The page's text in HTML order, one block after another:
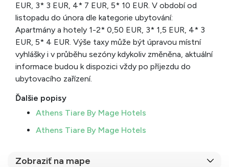
EUR, 3* 3 EUR, 4* 7 EUR, 5* 10 EUR. V období od
listopadu do února dle kategorie ubytování:
Apartmány a hotely 1-2* 0,50 EUR, 3* 1,5 EUR, 4* 3
EUR, 5* 4 EUR. Výše taxy může být úpravou místní
vyhlášky i v průběhu sezóny kdykoliv změněna, aktuální
informace budou k dispozici vždy po příjezdu do
ubytovacího zařízení.
Ďalšie popisy
Athens Tiare By Mage Hotels
Athens Tiare By Mage Hotels
Zobraziť na mape